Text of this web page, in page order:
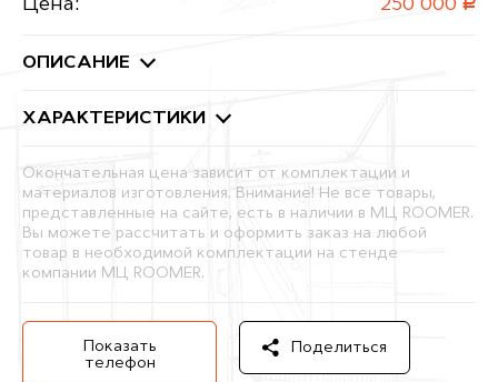
Цена: 250 000 руб.
ОПИСАНИЕ
ХАРАКТЕРИСТИКИ
Окончательная цена зависит от комплектации и
материалов изготовления. Внимание! Не все товары,
представленные на сайте, есть в наличии в МЦ ROOMER.
Вы можете рассчитать и оформить заказ на любой
товар в необходимой комплектации на стенде
компании МЦ ROOMER.
Показать
телефон
Поделиться